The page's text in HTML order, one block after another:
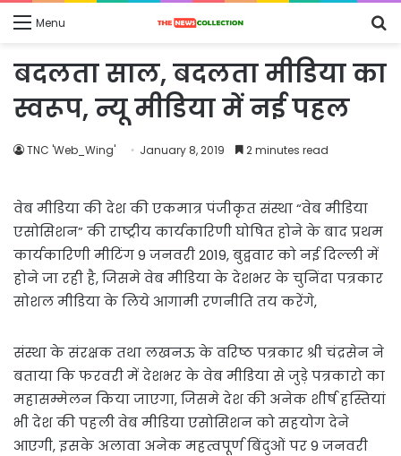
Menu
बदलता साल, बदलता मीडिया का
स्वरूप, न्यू मीडिया में नई पहल
TNC 'Web_Wing' January 8, 2019 2 minutes read
वेब मीडिया की देश की एकमात्र पंजीकृत संस्था “वेब मीडिया
एसोसिशन” की राष्ट्रीय कार्यकारिणी घोषित होने के बाद प्रथम
कार्यकारिणी मीटिंग 9 जनवरी 2019, बुद्ववार को नई दिल्ली में
होने जा रही है, जिसमे वेब मीडिया के देशभर के चुनिंदा पत्रकार
सोशल मीडिया के लिये आगामी रणनीति तय करेंगे,
संस्था के संरक्षक तथा लखनऊ के वरिष्ठ पत्रकार श्री चंद्रसेन ने
बताया कि फरवरी में देशभर के वेब मीडिया से जुड़े पत्रकारो का
महासम्मेलन किया जाएगा, जिसमे देश की अनेक शीर्ष हस्तियां
भी देश की पहली वेब मीडिया एसोसिशन को सहयोग देने
आएगी, इसके अलावा अनेक महत्वपूर्ण बिंदुओं पर 9 जनवरी